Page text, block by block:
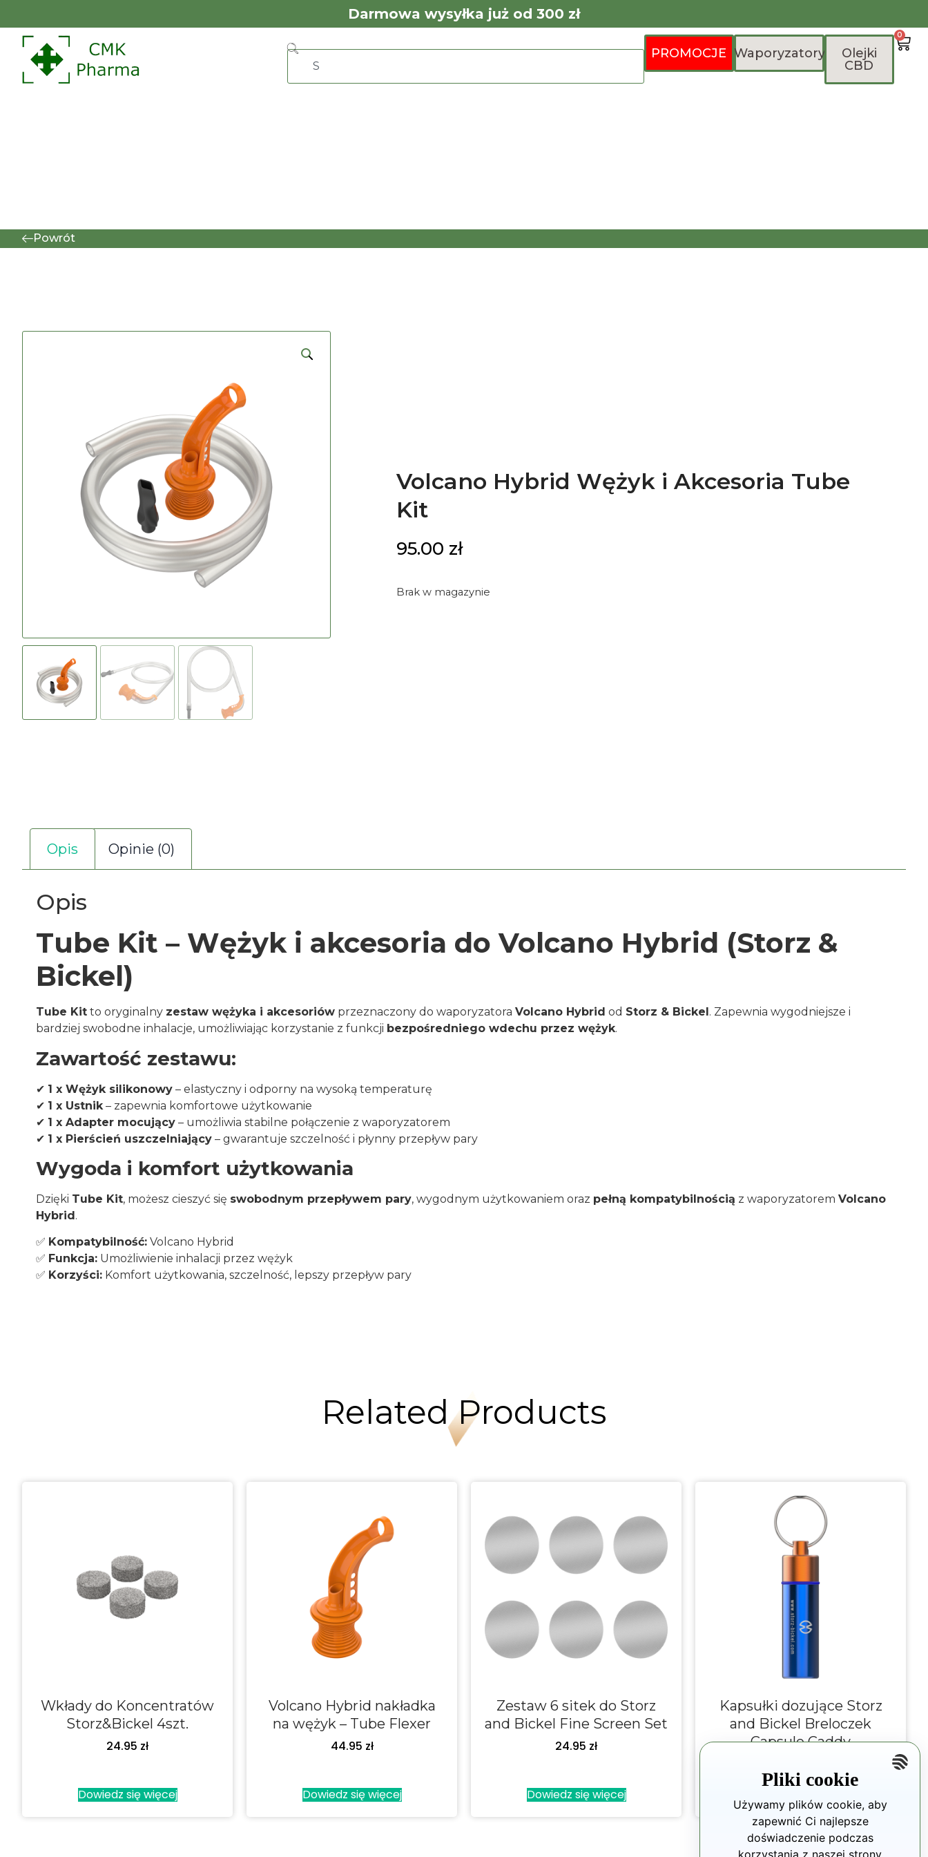
Darmowa wysyłka już od 300 zł
PROMOCJE Waporyzatory
Olejki
CBD
0
Powrót
Volcano Hybrid Wężyk i Akcesoria Tube
Kit
95.00 zł
Brak w magazynie
Opis Opinie (0)
Opis
Tube Kit – Wężyk i akcesoria do Volcano Hybrid (Storz &
Bickel)
Tube Kit to oryginalny zestaw wężyka i akcesoriów przeznaczony do waporyzatora Volcano Hybrid od Storz & Bickel . Zapewnia wygodniejsze i
bardziej swobodne inhalacje, umożliwiając korzystanie z funkcji bezpośredniego wdechu przez wężyk.
Zawartość zestawu:
✔ 1 x Wężyk silikonowy – elastyczny i odporny na wysoką temperaturę
✔ 1 x Ustnik – zapewnia komfortowe użytkowanie
✔ 1 x Adapter mocujący – umożliwia stabilne połączenie z waporyzatorem
✔ 1 x Pierścień uszczelniający – gwarantuje szczelność i płynny przepływ pary
Wygoda i komfort użytkowania
Dzięki Tube Kit, możesz cieszyć się swobodnym przepływem pary, wygodnym użytkowaniem oraz pełną kompatybilnością z waporyzatorem Volcano
Hybrid.
✅ Kompatybilność: Volcano Hybrid
✅ Funkcja: Umożliwienie inhalacji przez wężyk
✅ Korzyści: Komfort użytkowania, szczelność, lepszy przepływ pary
Related Products
Wkłady do Koncentratów
Storz&Bickel 4szt.
24.95 zł
Dowiedz się więcej
Volcano Hybrid nakładka
na wężyk – Tube Flexer
44.95 zł
Dowiedz się więcej
Zestaw 6 sitek do Storz
and Bickel Fine Screen Set
24.95 zł
Dowiedz się więcej
Kapsułki dozujące Storz
and Bickel Breloczek
Capsule Caddy
Pliki cookie
Używamy plików cookie, aby
zapewnić Ci najlepsze
doświadczenie podczas
korzystania z naszej strony